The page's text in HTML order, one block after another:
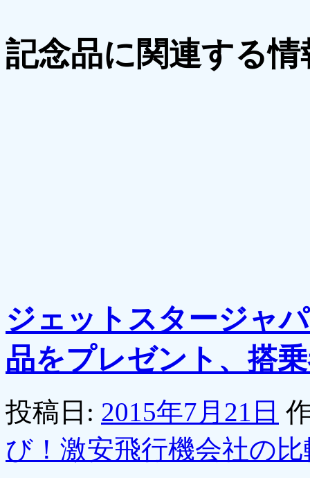
記念品に関連する情
ジェットスタージャ
品をプレゼント、搭
投稿日: 2015年7月21日
び！激安飛行機会社の